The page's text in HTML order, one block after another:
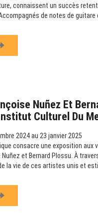
connaissent un succès
de notes de
Nuñez Et
Culturel Du
2024 au 23 janvier 2025
consacre une exposition aux
et Bernard Plossu. À
la vie de ces artistes unis et